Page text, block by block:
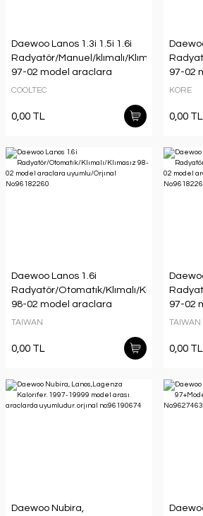
Daewoo Lanos 1.3i 1.5i 1.6i
Radyatör/Manuel/klımalı/Klımasız
97-02 model araclara
uyumlu/orjınal No:96182261
COOLTEC
0,00 TL
97-02
KORE
0,00 TL
Daewoo Lanos 1.6i
Radyatör/Otomatık/Klımalı/Klımasız
98-02 model araclara
uyumlu/Orjınal No:96182260
TAIWAN
0,00 TL
97-02
TAIWAN
0,00 TL
Daewoo Nubira,